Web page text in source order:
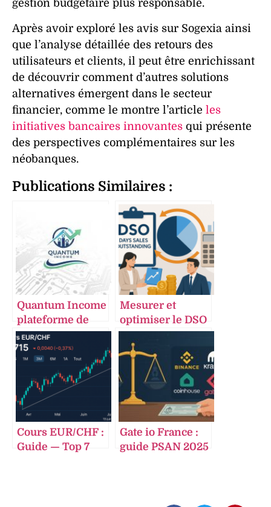
gestion budgétaire plus responsable.
Après avoir exploré les avis sur Sogexia ainsi
que l’analyse détaillée des retours des
utilisateurs et clients, il peut être enrichissant
de découvrir comment d’autres solutions
alternatives émergent dans le secteur
financier, comme le montre l’article les
initiatives bancaires innovantes qui présente
des perspectives complémentaires sur les
néobanques.
Publications Similaires :
Quantum Income
plateforme de
trading
automatisé avec
intelligence
artificielle et
analyse en temps
réel
Mesurer et
optimiser le DSO
Days Sales
Outstanding pour
renforcer la
gestion de la
trésorerie
Cours EUR/CHF :
Guide — Top 7
Gate io France :
guide PSAN 2025